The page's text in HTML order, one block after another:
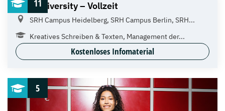
11
SRH University – Vollzeit
SRH Campus Heidelberg, SRH Campus Berlin, SRH...
Kreatives Schreiben & Texten, Management der...
Kostenloses Infomaterial
5